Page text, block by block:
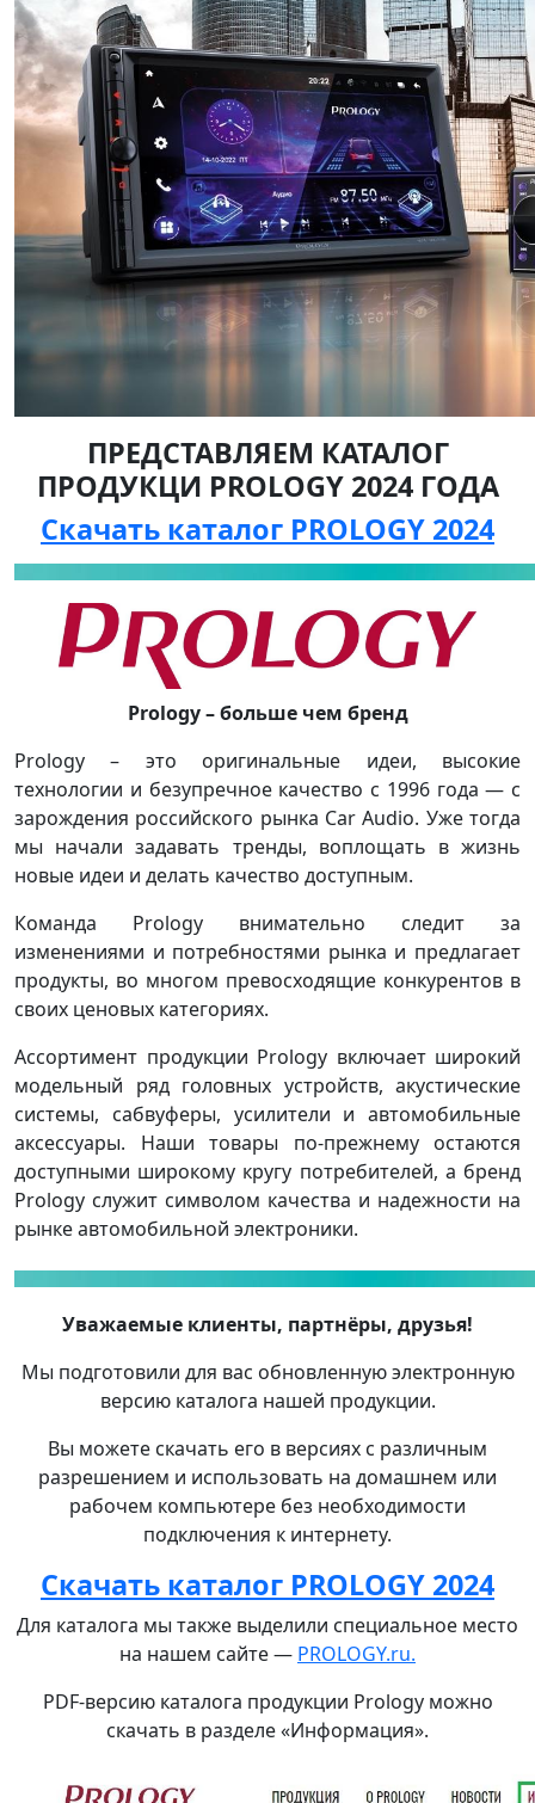
ПРЕДСТАВЛЯЕМ КАТАЛОГ
ПРОДУКЦИ PROLOGY 2024 ГОДА
Скачать каталог PROLOGY 2024
Prology – больше чем бренд
Prology – это оригинальные идеи, высокие
технологии и безупречное качество с 1996 года — с
зарождения российского рынка Car Audio. Уже тогда
мы начали задавать тренды, воплощать в жизнь
новые идеи и делать качество доступным.
Команда Prology внимательно следит за
изменениями и потребностями рынка и предлагает
продукты, во многом превосходящие конкурентов в
своих ценовых категориях.
Ассортимент продукции Prology включает широкий
модельный ряд головных устройств, акустические
системы, сабвуферы, усилители и автомобильные
аксессуары. Наши товары по-прежнему остаются
доступными широкому кругу потребителей, а бренд
Prology служит символом качества и надежности на
рынке автомобильной электроники.
Уважаемые клиенты, партнёры, друзья!
Мы подготовили для вас обновленную электронную
версию каталога нашей продукции.
Вы можете скачать его в версиях с различным
разрешением и использовать на домашнем или
рабочем компьютере без необходимости
подключения к интернету.
Скачать каталог PROLOGY 2024
Для каталога мы также выделили специальное место
на нашем сайте — PROLOGY.ru.
PDF-версию каталога продукции Prology можно
скачать в разделе «Информация».